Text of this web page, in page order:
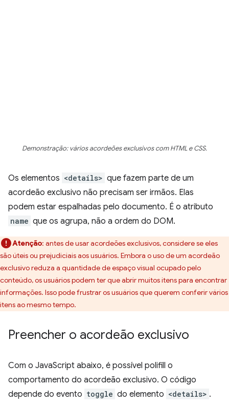
Demonstração: vários acordeões exclusivos com HTML e CSS.
Os elementos <details> que fazem parte de um
acordeão exclusivo não precisam ser irmãos. Elas
podem estar espalhadas pelo documento. É o atributo
name que os agrupa, não a ordem do DOM.
Atenção: antes de usar acordeões exclusivos, considere se eles
são úteis ou prejudiciais aos usuários. Embora o uso de um acordeão
exclusivo reduza a quantidade de espaço visual ocupado pelo
conteúdo, os usuários podem ter que abrir muitos itens para encontrar
informações. Isso pode frustrar os usuários que querem conferir vários
itens ao mesmo tempo.
Preencher o acordeão exclusivo
Com o JavaScript abaixo, é possível polifill o
comportamento do acordeão exclusivo. O código
depende do evento toggle do elemento <details> .